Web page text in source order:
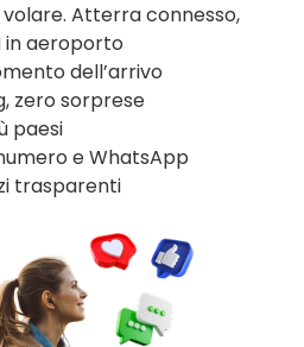
Atterra connesso,
in aeroporto
dell’arrivo
zero sorprese
paesi
e WhatsApp
trasparenti